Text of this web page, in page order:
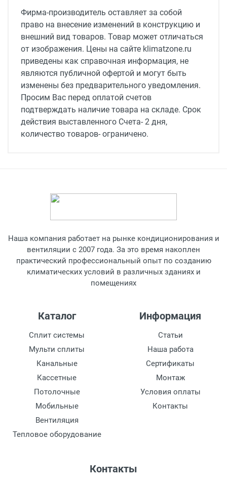
нет
Максимальная длина коммуникаций
30 м
Мощность в режиме охлаждения
14.1 кВт
Мощность в режиме обогрева
15.2 кВт
Потребляемая мощность при обогреве
50 / 52 дБ
Минимальная температура при охлаждении
-15 +43 °С
Минимальная температура при обогреве
Внутреннего блока сплит-системы или
мобильного кондиционера (ШxВxГ)
1230х290х790 мм
Наружного блока сплит-системы или
оконного кондиционера (ШxВxГ)
1120х1100х440 мм
Вес внутреннего блока
53 кг
Вес внешнего блока
Фирма-производитель оставляет за собой
право на внесение изменений в конструкцию и
внешний вид товаров. Товар может отличаться
от изображения. Цены на сайте klimatzone.ru
приведены как справочная информация, не
являются публичной офертой и могут быть
изменены без предварительного уведомления.
Просим Вас перед оплатой счетов
подтверждать наличие товара на складе. Срок
действия выставленного Счета- 2 дня,
количество товаров- ограничено.
Наша компания работает на рынке кондиционирования и
вентиляции с 2007 года. За это время накоплен
практический профессиональный опыт по созданию
климатических условий в различных зданиях и
помещениях
Каталог
Сплит системы
Мульти сплиты
Канальные
Кассетные
Потолочные
Мобильные
Вентиляция
Тепловое оборудование
Информация
Статьи
Наша работа
Сертификаты
Монтаж
Условия оплаты
Контакты
Контакты